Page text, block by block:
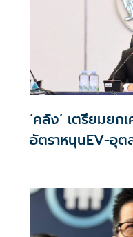
‘คลัง’ เตรียมย
อัตราหนุนEV-อุต